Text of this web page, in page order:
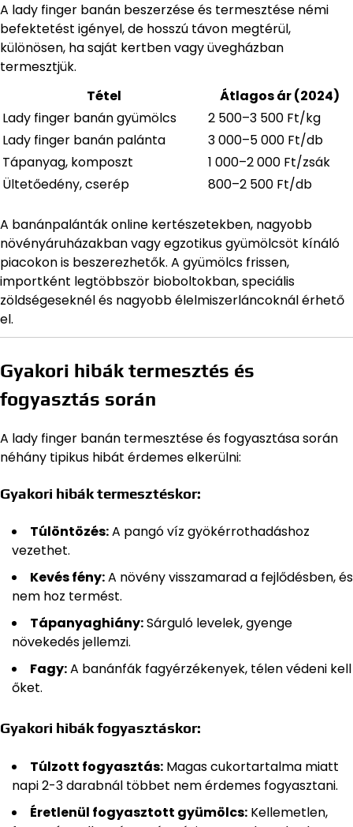
A lady finger banán beszerzése és termesztése némi
befektetést igényel, de hosszú távon megtérül,
különösen, ha saját kertben vagy üvegházban
termesztjük.
Tétel
Átlagos ár (2024)
Lady finger banán gyümölcs
2 500–3 500 Ft/kg
Lady finger banán palánta
3 000–5 000 Ft/db
Tápanyag, komposzt
1 000–2 000 Ft/zsák
Ültetőedény, cserép
800–2 500 Ft/db
A banánpalánták online kertészetekben, nagyobb
növényáruházakban vagy egzotikus gyümölcsöt kínáló
piacokon is beszerezhetők. A gyümölcs frissen,
importként legtöbbször bioboltokban, speciális
zöldségeseknél és nagyobb élelmiszerláncoknál érhető
el.
Gyakori hibák termesztés és
fogyasztás során
A lady finger banán termesztése és fogyasztása során
néhány tipikus hibát érdemes elkerülni:
Gyakori hibák termesztéskor:
Túlöntözés:A pangó víz gyökérrothadáshoz
vezethet.
Kevés fény:A növény visszamarad a fejlődésben, és
nem hoz termést.
Tápanyaghiány:Sárguló levelek, gyenge
növekedés jellemzi.
Fagy:A banánfák fagyérzékenyek, télen védeni kell
őket.
Gyakori hibák fogyasztáskor:
Túlzott fogyasztás: Magas cukortartalma miatt
napi 2-3 darabnál többet nem érdemes fogyasztani.
Éretlenül fogyasztott gyümölcs: Kellemetlen,